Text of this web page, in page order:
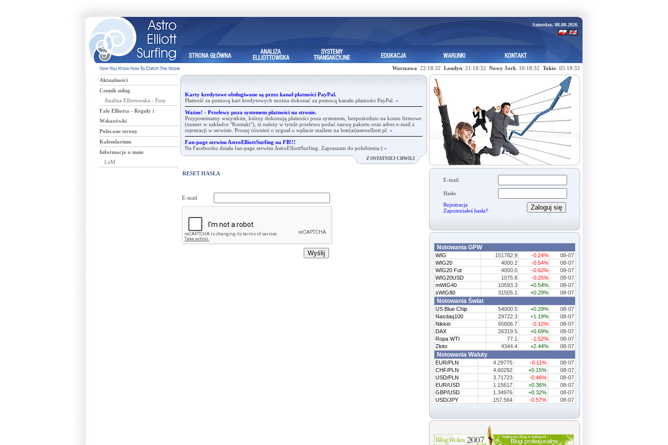
Saturday, 08.08.2026
Warszawa: 22:18:32 Londyn: 21:18:32 Nowy Jork: 16:18:32 Tokio: 05:18:32
Aktualności
Cennik usług
Analiza Elliotowska - Fusy
Fale Elliotta - Reguły i
Wskazówki
Polecane strony
Kalendarium
Informacje o mnie
LeM
Karty kredytowe obsługiwane są przez kanał płatności PayPal.
Płatność za pomocą kart kredytowych można dokonać za pomocą kanału płatności PayPal. »
Ważne! - Przelewy poza systemem płatności na stronie.
Przypominamy wszystkim, którzy dokonują płatności poza systemem, bezpośrednio na konto firmowe
(numer w zakładce "Kontakt"), iż należy w tytule przelewu podać nazwę pakietu oraz adres e-mail z
rejestracji w serwisie. Proszę również o sygnał o wpłacie mailem na lem(at)astroelliott.pl. »
Fan-page serwisu AstroElliottSurfing na FB!!!
Na Facebooku działa fan-page serwisu AstroElliottSurfing. Zapraszam do polubienia:) »
Z OSTATNIEJ CHWILI
RESET HASŁA
E-mail
E-mail
Hasło
Rejestracja
Zapomniałeś hasła?
Notowania GPW
WIG 151782.9 -0.24%
08-07
WIG20
4000.2 -0.54%
08-07
WIG20 Fut
4000.0 -0.62%
08-07
WIG20USD
1075.8 -0.25%
08-07
mWIG40
10593.3 +0.54%
08-07
sWIG80
31505.1 +0.29% 08-07
Notowania Świat
US Blue Chip 54000.5 +0.29%
08-07
Nasdaq100
29722.3 +1.19%
08-07
Nikkei
65606.7 -0.12%
08-07
DAX
26319.5 +0.69%
08-07
Ropa WTI
77.1 -1.52%
08-07
Złoto
4344.4 +2.44% 08-07
Notowania Waluty
EUR/PLN 4.29775 -0.11%
08-07
CHF/PLN
4.60292 +0.15%
08-07
USD/PLN
3.71723 -0.46%
08-07
EUR/USD
1.15617 +0.36%
08-07
GBP/USD
1.34976 +0.32%
08-07
USD/JPY
157.564 -0.57% 08-07